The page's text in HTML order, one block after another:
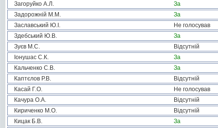
Загоруйко А.Л.
За
Задорожній М.М.
За
Заславський Ю.І.
Не голосував
Здебський Ю.В.
За
Зуєв М.С.
Відсутній
Іонушас С.К.
За
Кальченко С.В.
За
Каптєлов Р.В.
Відсутній
Касай Г.О.
Не голосував
Качура О.А.
Відсутній
Кириченко М.О.
Відсутній
Кицак Б.В.
За